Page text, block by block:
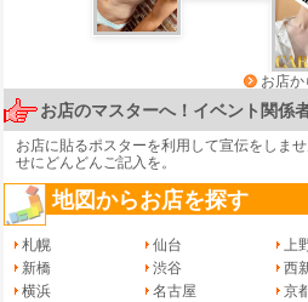
お店
お店のマスターへ！イベント関係
お店に貼るポスターを利用して宣伝をしませ
せにどんどんご記入を。
地図からお店を探す
札幌 仙台 上
新橋
渋谷 西
横浜
名古屋 京